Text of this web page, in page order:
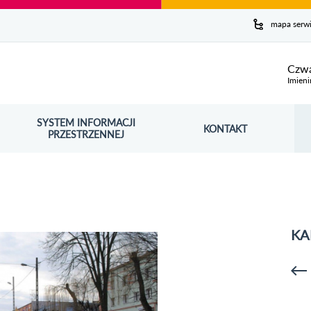
mapa
SYSTEM INFORMACJI
PRZESTRZENNEJ
OTWORZY SIĘ W NOWYM OKNIE KONTAKT